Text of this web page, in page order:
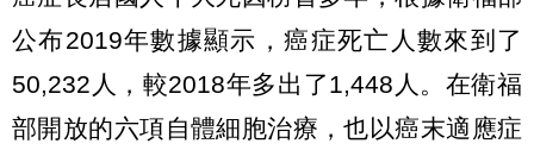
公布2019年數據顯示，癌症死亡人數來到了
50,232人，較2018年多出了1,448人。在衛福
部開放的六項自體細胞治療，也以癌末適應症